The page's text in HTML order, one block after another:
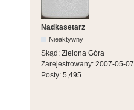
Nadkasetarz
Nieaktywny
Skąd: Zielona Góra
Zarejestrowany: 2007-05-07
Posty: 5,495